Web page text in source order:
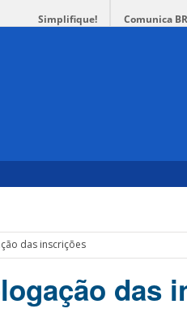
Simplifique! Comunica BR
das inscrições
das